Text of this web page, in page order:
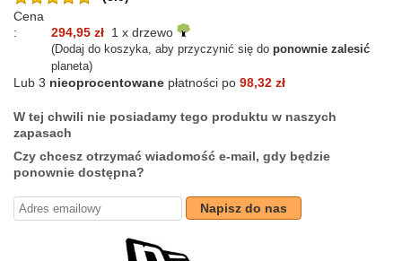
Cena
:
294,95 zł 1 x drzewo
(Dodaj do koszyka, aby przyczynić się do ponownie zalesić
planeta)
Lub 3 nieoprocentowane płatności po 98,32 zł
W tej chwili nie posiadamy tego produktu w naszych
zapasach
Czy chcesz otrzymać wiadomość e-mail, gdy będzie
ponownie dostępna?
Napisz do nas